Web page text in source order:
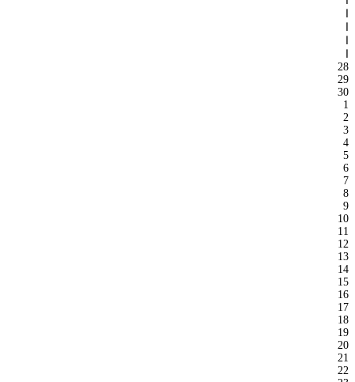
ا
ا
ا
ا
28
29
30
1
2
3
4
5
6
7
8
9
10
11
12
13
14
15
16
17
18
19
20
21
22